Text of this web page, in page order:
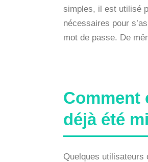
simples, il est utilisé
nécessaires pour
mot de passe. De
Comment
déjà été
Quelques utilisateurs